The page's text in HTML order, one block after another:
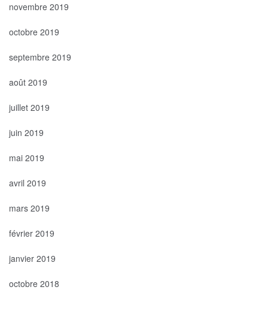
novembre 2019
octobre 2019
septembre 2019
août 2019
juillet 2019
juin 2019
mai 2019
avril 2019
mars 2019
février 2019
janvier 2019
octobre 2018